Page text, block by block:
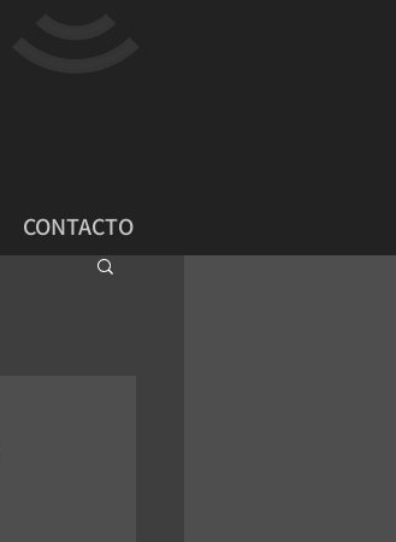
CONTACTO